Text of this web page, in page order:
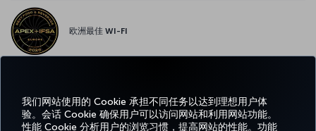
我们网站使用的 Cookie 承担不同任务以达到理想用户体
验。会话 Cookie 确保用户可以访问网站和利用网站功能。
性能 Cookie 分析用户的浏览习惯，提高网站的性能。功能
欧洲最佳 WI-FI
Facebook
TwitterInstagram
YouTube
领英抖音博客Pinterest